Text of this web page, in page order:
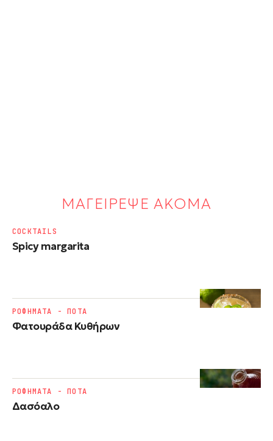
ΜΑΓΕΙΡΕΨΕ ΑΚΟΜΑ
Spicy margarita
COCKTAILS
Φατουράδα Κυθήρων
ΡΟΦΗΜΑΤΑ - ΠΟΤΑ
Δασόαλο
ΡΟΦΗΜΑΤΑ - ΠΟΤΑ